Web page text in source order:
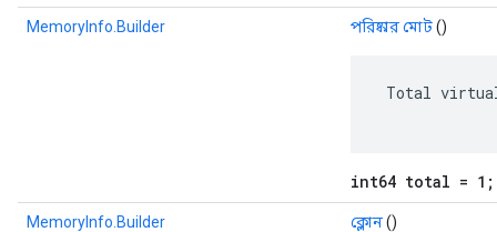
MemoryInfo.Builder পরিষ্কার মোট()
Total
int64 total = 1;
MemoryInfo.Builder ক্লোন()